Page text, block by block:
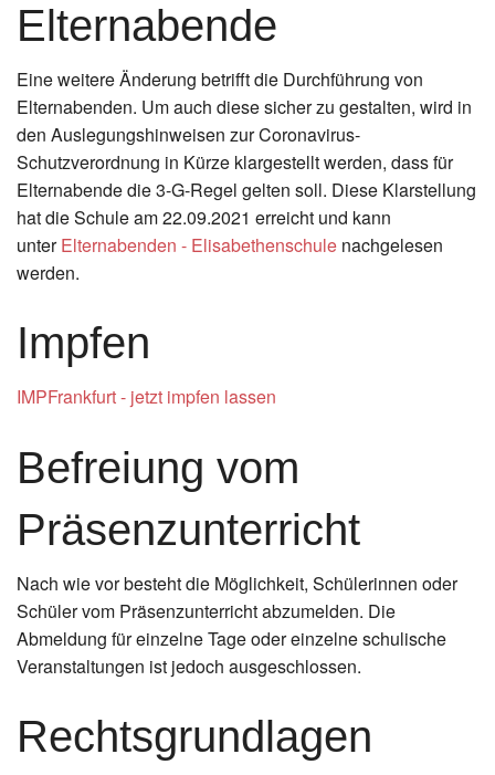
Elternabende
Eine weitere Änderung betrifft die Durchführung von
Elternabenden. Um auch diese sicher zu gestalten, wird in
den Auslegungshinweisen zur Coronavirus-
Schutzverordnung in Kürze klargestellt werden, dass für
Elternabende die 3-G-Regel gelten soll. Diese Klarstellung
hat die Schule am 22.09.2021 erreicht und kann
unterElternabenden - Elisabethenschule nachgelesen
werden.
Impfen
IMPFrankfurt - jetzt impfen lassen
Befreiung vom
Präsenzunterricht
Nach wie vor besteht die Möglichkeit, Schülerinnen oder
Schüler vom Präsenzunterricht abzumelden. Die
Abmeldung für einzelne Tage oder einzelne schulische
Veranstaltungen ist jedoch ausgeschlossen.
Rechtsgrundlagen